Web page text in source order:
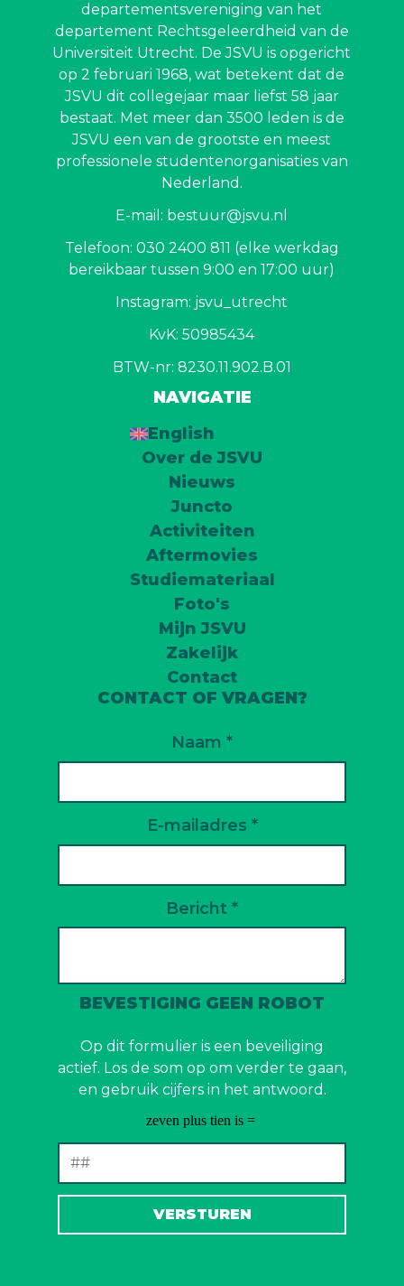
departementsvereniging van het
departement Rechtsgeleerdheid van de
Universiteit Utrecht. De JSVU is opgericht
op 2 februari 1968, wat betekent dat de
JSVU dit collegejaar maar liefst 58 jaar
bestaat. Met meer dan 3500 leden is de
JSVU een van de grootste en meest
professionele studentenorganisaties van
Nederland.
E-mail: bestuur@jsvu.nl
Telefoon: 030 2400 811 (elke werkdag
bereikbaar tussen 9:00 en 17:00 uur)
Instagram: jsvu_utrecht
KvK: 50985434
BTW-nr: 8230.11.902.B.01
NAVIGATIE
English
Over de JSVU
Nieuws
Juncto
Activiteiten
Aftermovies
Studiemateriaal
Foto's
Mijn JSVU
Zakelijk
Contact
CONTACT OF VRAGEN?
Naam *
E-mailadres *
Bericht *
BEVESTIGING GEEN ROBOT
Op dit formulier is een beveiliging
actief. Los de som op om verder te gaan,
en gebruik cijfers in het antwoord.